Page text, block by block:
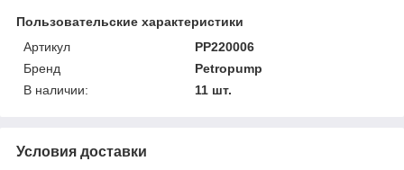
Пользовательские характеристики
Артикул
PP220006
Бренд
Petropump
В наличии:
11 шт.
Условия доставки